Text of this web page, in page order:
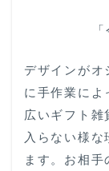
デザインがオ
に手作業によ
広いギフト雑
入らない様
ます。お相